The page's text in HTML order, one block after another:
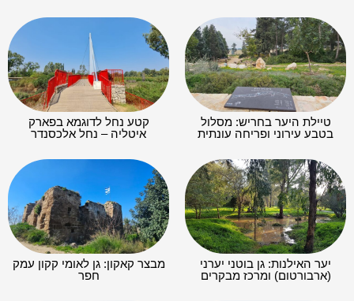
טיילת היער בחריש: מסלול
בטבע עירוני ופריחה עונתית
קטע נחל לדוגמא בפארק
איטליה – נחל אלכסנדר
יער האילנות: גן בוטני יערני
(ארבורטום) ומרכז מבקרים
מבצר קאקון: גן לאומי קקון עמק
חפר